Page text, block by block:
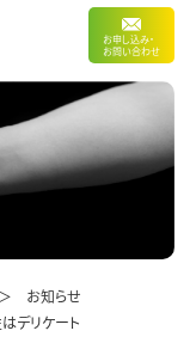
お申し込み・
お問い合わせ
お知らせ
デリケート